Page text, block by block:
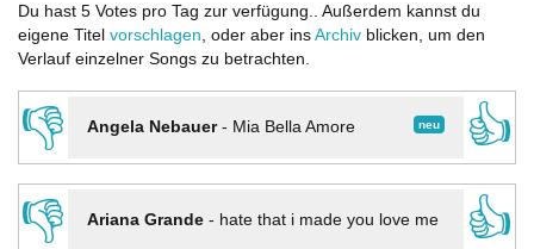
Du hast 5 Votes pro Tag zur verfügung.. Außerdem kannst du
eigene Titel vorschlagen, oder aber ins Archiv blicken, um den
Verlauf einzelner Songs zu betrachten.
👎 neu
Angela Nebauer- Mia Bella Amore
👍
👎
Ariana Grande- hate that i made you love me
👍